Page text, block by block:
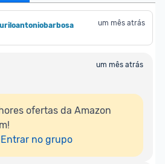
um mês atrás
um mês atrás
ofertas da Amazon
Entrar no grupo